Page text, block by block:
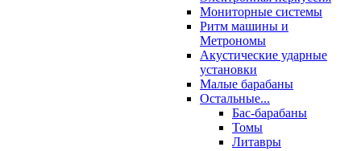
Мониторные системы
Ритм машины и
Метрономы
Акустические ударные
установки
Малые барабаны
Остальные...
Бас-барабаны
Томы
Литавры